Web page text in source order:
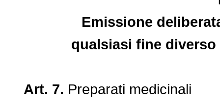
Emissione
qualsiasi fine
Art. 7. Preparati medicinali